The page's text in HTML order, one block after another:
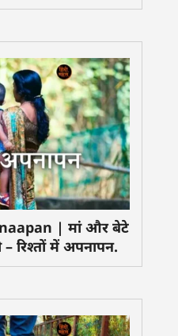
| मां और बेटे
रिश्तों में अपनापन.